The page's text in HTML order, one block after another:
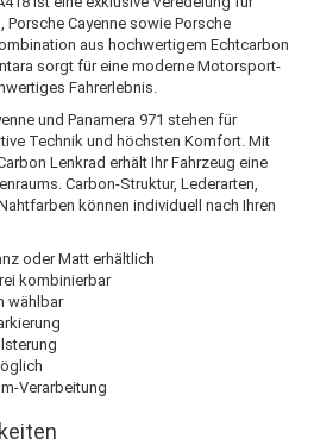
Porsche Cayenne sowie Porsche
aus hochwertigem Echtcarbon
sorgt für eine moderne Motorsport-
Fahrerlebnis.
und Panamera 971 stehen für
Technik und höchsten Komfort. Mit
Lenkrad erhält Ihr Fahrzeug eine
Carbon-Struktur, Lederarten,
können individuell nach Ihren
oder Matt erhältlich
kombinierbar
wählbar
Verarbeitung